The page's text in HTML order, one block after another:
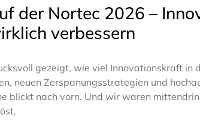
der Nortec 2026 –
verbessern
gezeigt, wie viel Innovationskraft in
neuen Zerspanungsstrategien und
blickt nach vorn. Und wir waren